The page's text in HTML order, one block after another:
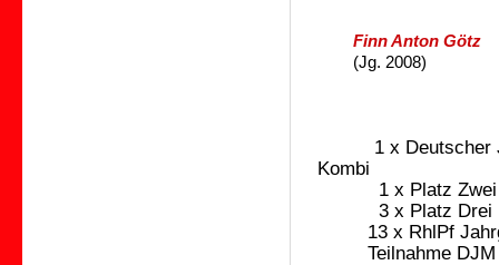
Finn Anton Götz
(Jg. 2008)
1 x Deutscher
Kombi
1 x Platz
3 x Platz Drei
13 x RhlPf
Teilnahme DJM